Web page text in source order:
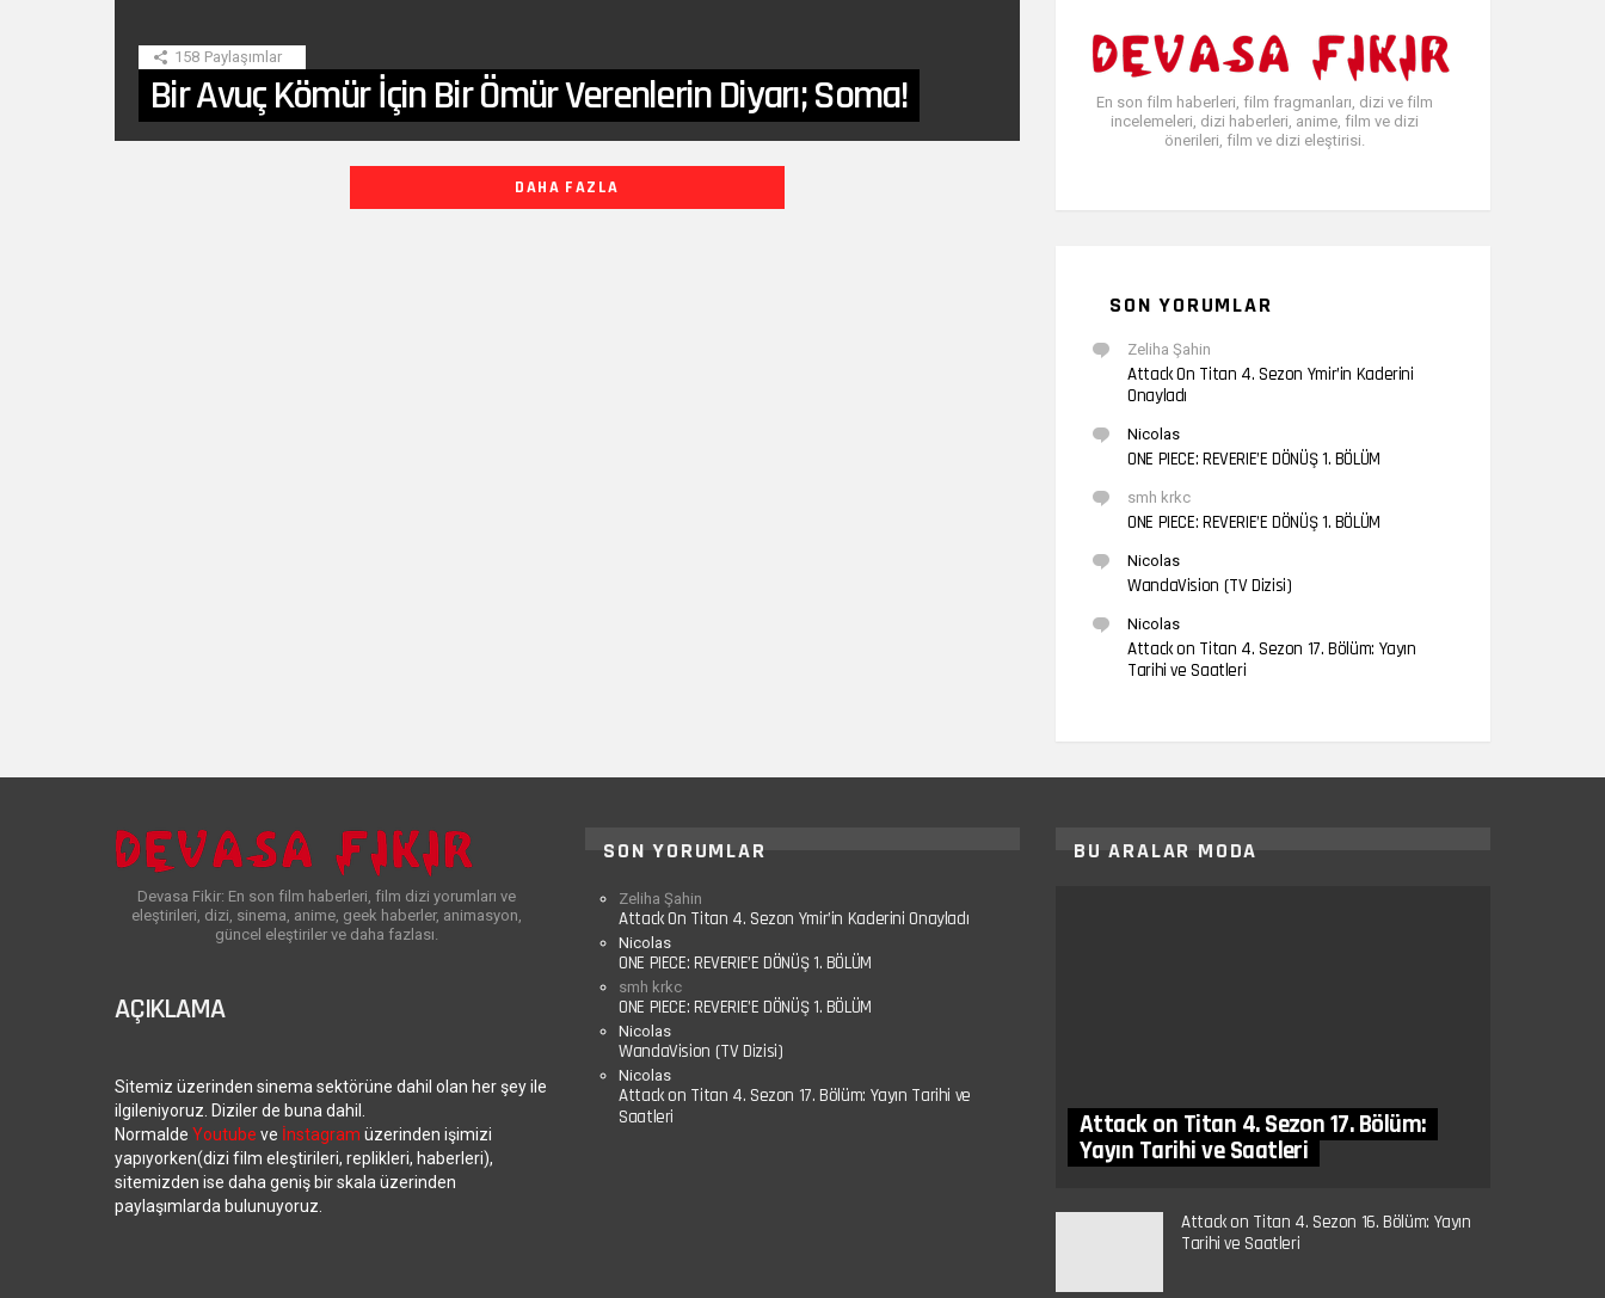
158 Paylaşımlar
Bir Avuç Kömür İçin Bir Ömür Verenlerin Diyarı; Soma!
DAHA FAZLA
En son film haberleri, film fragmanları, dizi ve film
incelemeleri, dizi haberleri, anime, film ve dizi
önerileri, film ve dizi eleştirisi.
SON YORUMLAR
Zeliha Şahin
Attack On Titan 4. Sezon Ymir’in Kaderini
Onayladı
Nicolas
ONE PIECE: REVERIE’E DÖNÜŞ 1. BÖLÜM
smh krkc
ONE PIECE: REVERIE’E DÖNÜŞ 1. BÖLÜM
Nicolas
WandaVision (TV Dizisi)
Nicolas
Attack on Titan 4. Sezon 17. Bölüm: Yayın
Tarihi ve Saatleri
Devasa Fikir: En son film haberleri, film dizi yorumları ve
eleştirileri, dizi, sinema, anime, geek haberler, animasyon,
güncel eleştiriler ve daha fazlası.
AÇIKLAMA
Sitemiz üzerinden sinema sektörüne dahil olan her şey ile
ilgileniyoruz. Diziler de buna dahil.
Normalde Youtube ve İnstagram üzerinden işimizi
yapıyorken(dizi film eleştirileri, replikleri, haberleri),
sitemizden ise daha geniş bir skala üzerinden
paylaşımlarda bulunuyoruz.
SON YORUMLAR
Zeliha Şahin
Attack On Titan 4. Sezon Ymir’in Kaderini Onayladı
Nicolas
ONE PIECE: REVERIE’E DÖNÜŞ 1. BÖLÜM
smh krkc
ONE PIECE: REVERIE’E DÖNÜŞ 1. BÖLÜM
Nicolas
WandaVision (TV Dizisi)
Nicolas
Attack on Titan 4. Sezon 17. Bölüm: Yayın Tarihi ve
Saatleri
BU ARALAR MODA
Attack on Titan 4. Sezon 17. Bölüm:
Yayın Tarihi ve Saatleri
Attack on Titan 4. Sezon 16. Bölüm: Yayın
Tarihi ve Saatleri